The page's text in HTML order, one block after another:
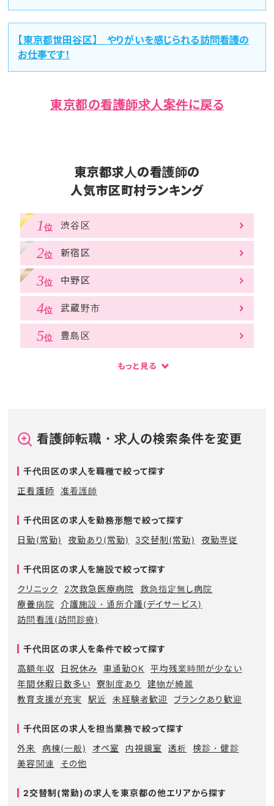
【東京都世田谷区】 やりがいを感じられる訪問看護の
お仕事です！
東京都の看護師求人案件に戻る
東京都求人の看護師の
人気市区町村ランキング
渋谷区
新宿区
中野区
武蔵野市
豊島区
もっと見る
看護師転職・求人の検索条件を変更
千代田区の求人を職種で絞って探す
正看護師
准看護師
千代田区の求人を勤務形態で絞って探す
日勤(常勤)
夜勤あり(常勤) 3交替制(常勤) 夜勤専従
千代田区の求人を施設で絞って探す
クリニック
2次救急医療病院
救急指定無し病院
療養病院
介護施設・通所介護(デイサービス)
訪問看護(訪問診療)
千代田区の求人を条件で絞って探す
高額年収
日祝休み 車通勤OK
平均残業時間が少ない
年間休暇日数多い
寮制度あり
建物が綺麗
教育支援が充実
駅近 未経験者歓迎 ブランクあり歓迎
千代田区の求人を担当業務で絞って探す
外来
病棟(一般) オペ室 内視鏡室 透析
検診・健診
美容関連
その他
2交替制(常勤)の求人を東京都の他エリアから探す